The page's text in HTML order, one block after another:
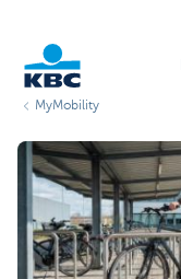
MyMobility